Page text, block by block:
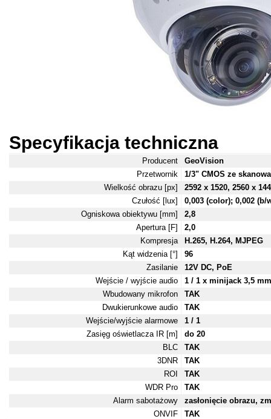
Specyfikacja techniczna
Producent
GeoVision
Przetwornik
1/3" CMOS ze
Wielkość obrazu [px]
2592 x 1520, 2560 x
Czułość [lux]
0,003 (color); 0,002 (b/
Ogniskowa obiektywu [mm]
2,8
Apertura [F]
2,0
Kompresja
H.265, H.264, MJPEG
Kąt widzenia [°]
96
Zasilanie
12V DC, PoE
Wejście / wyjście audio
1 / 1 x minijack 3,5 mm
Wbudowany mikrofon
TAK
Dwukierunkowe audio
TAK
Wejście/wyjście alarmowe
1 / 1
Zasięg oświetlacza IR [m]
do 20
BLC
TAK
3DNR
TAK
ROI
TAK
WDR Pro
TAK
Alarm sabotażowy
zasłonięcie obrazu,
ONVIF
TAK